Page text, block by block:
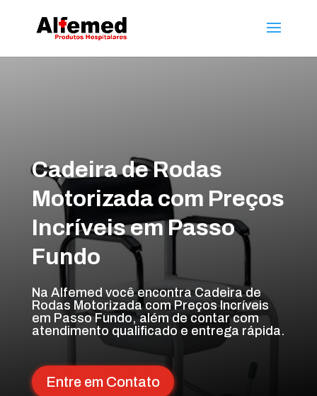
Cadeira de Rodas
Motorizada com Preços
Incríveis em Passo
Fundo
Na Alfemed você encontra Cadeira de
Rodas Motorizada com Preços Incríveis
em Passo Fundo, além de contar com
atendimento qualificado e entrega rápida.
Entre em Contato